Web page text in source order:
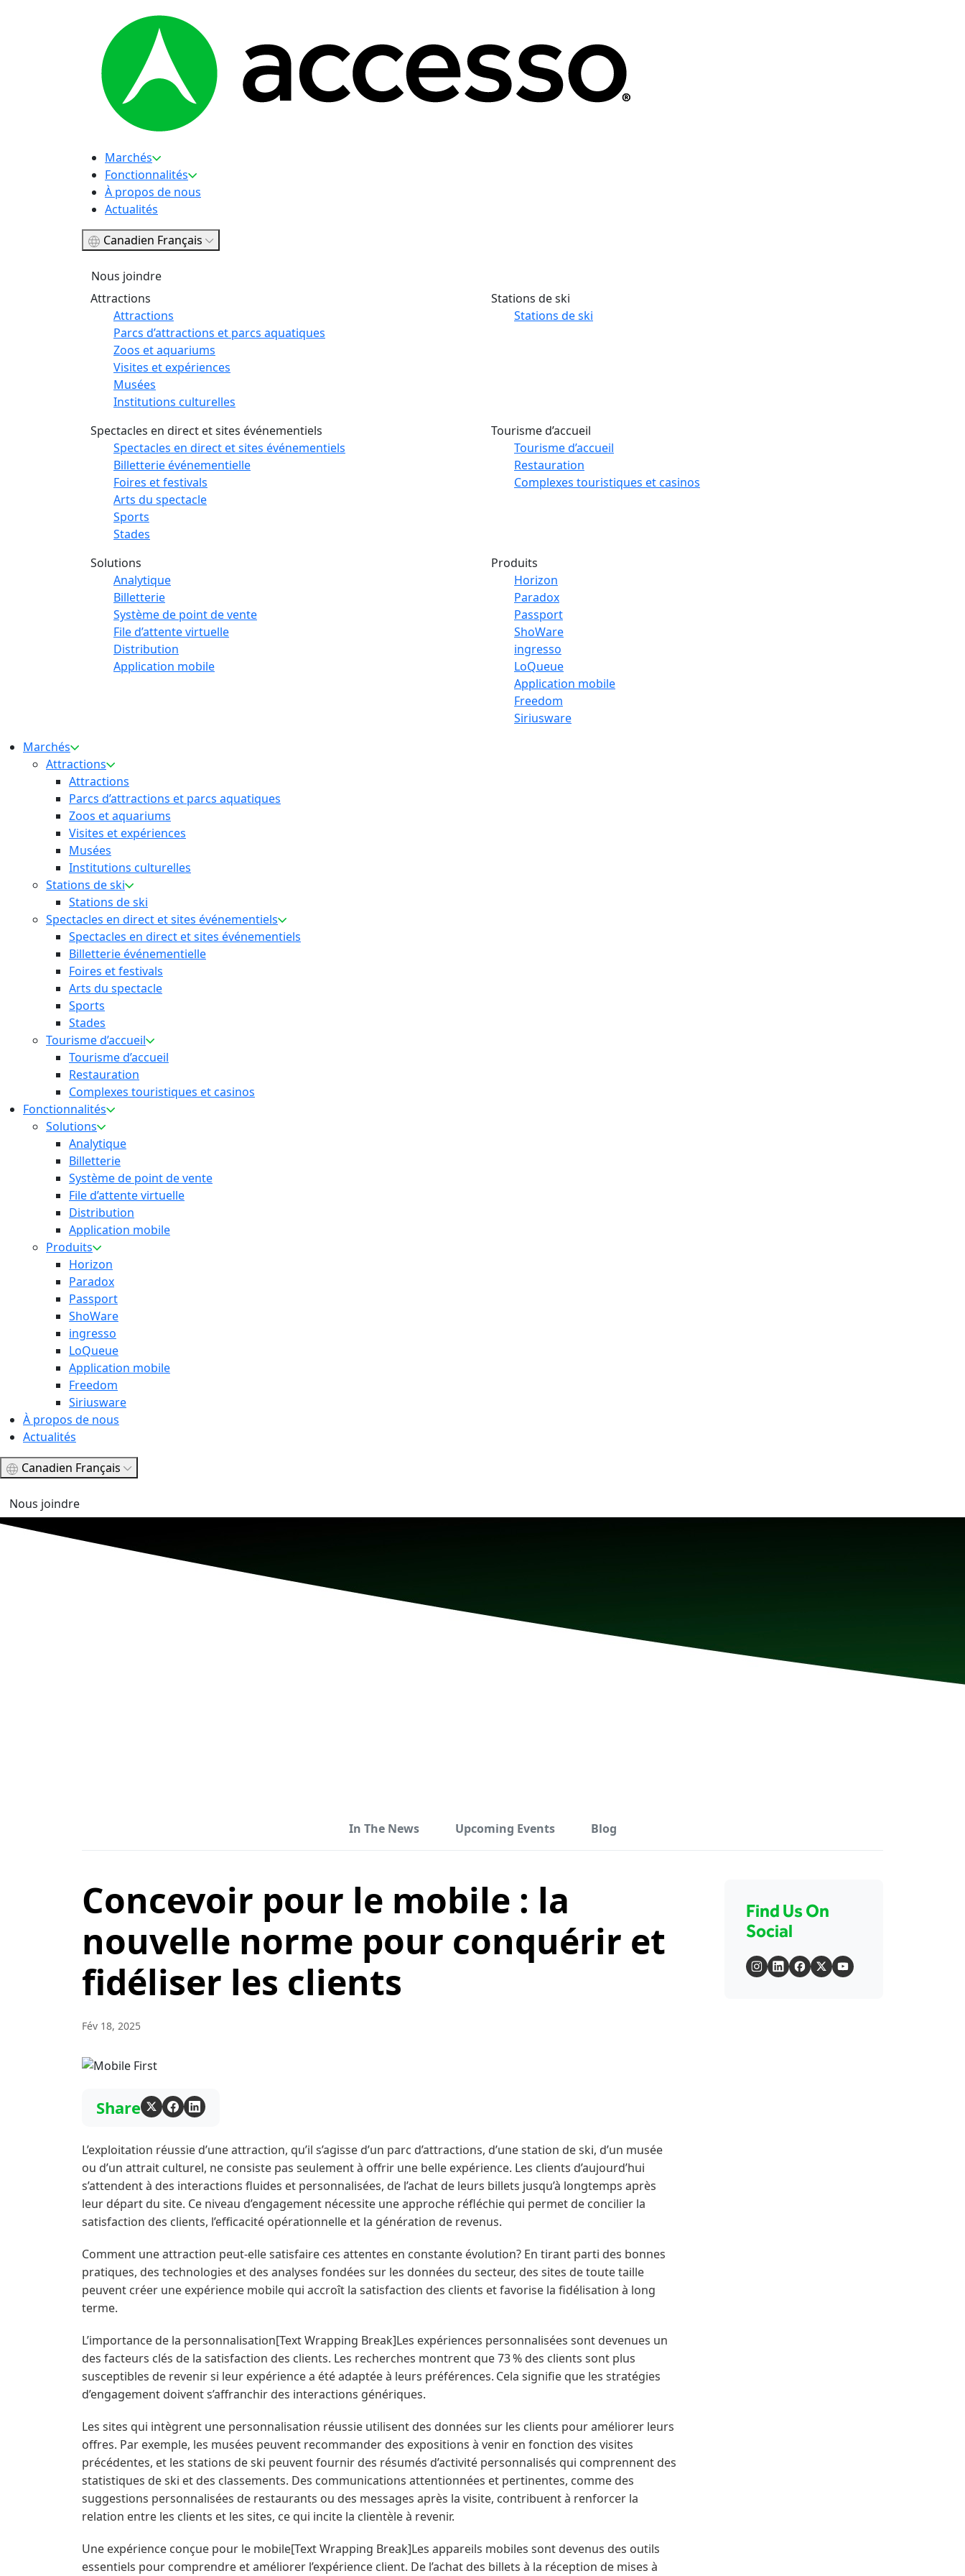
Marchés
Fonctionnalités
À propos de nous
Actualités
Canadien Français
Nous joindre
Attractions
Attractions
Parcs d’attractions et parcs aquatiques
Zoos et aquariums
Visites et expériences
Musées
Institutions culturelles
Stations de ski
Stations de ski
Spectacles en direct et sites événementiels
Spectacles en direct et sites événementiels
Billetterie événementielle
Foires et festivals
Arts du spectacle
Sports
Stades
Tourisme d’accueil
Tourisme d’accueil
Restauration
Complexes touristiques et casinos
Solutions
Analytique
Billetterie
Système de point de vente
File d’attente virtuelle
Distribution
Application mobile
Produits
Horizon
Paradox
Passport
ShoWare
ingresso
LoQueue
Application mobile
Freedom
Siriusware
Marchés
Attractions
Attractions
Parcs d’attractions et parcs aquatiques
Zoos et aquariums
Visites et expériences
Musées
Institutions culturelles
Stations de ski
Stations de ski
Spectacles en direct et sites événementiels
Spectacles en direct et sites événementiels
Billetterie événementielle
Foires et festivals
Arts du spectacle
Sports
Stades
Tourisme d’accueil
Tourisme d’accueil
Restauration
Complexes touristiques et casinos
Fonctionnalités
Solutions
Analytique
Billetterie
Système de point de vente
File d’attente virtuelle
Distribution
Application mobile
Produits
Horizon
Paradox
Passport
ShoWare
ingresso
LoQueue
Application mobile
Freedom
Siriusware
À propos de nous
Actualités
Canadien Français
Nous joindre
In The News Upcoming Events Blog
Concevoir pour le mobile : la
nouvelle norme pour conquérir et
fidéliser les clients
Fév 18, 2025
Share
L’exploitation réussie d’une attraction, qu’il s’agisse d’un parc d’attractions, d’une station de ski, d’un musée
ou d’un attrait culturel, ne consiste pas seulement à offrir une belle expérience. Les clients d’aujourd’hui
s’attendent à des interactions fluides et personnalisées, de l’achat de leurs billets jusqu’à longtemps après
leur départ du site. Ce niveau d’engagement nécessite une approche réfléchie qui permet de concilier la
satisfaction des clients, l’efficacité opérationnelle et la génération de revenus.
Comment une attraction peut-elle satisfaire ces attentes en constante évolution? En tirant parti des bonnes
pratiques, des technologies et des analyses fondées sur les données du secteur, des sites de toute taille
peuvent créer une expérience mobile qui accroît la satisfaction des clients et favorise la fidélisation à long
terme.
L’importance de la personnalisation[Text Wrapping Break]Les expériences personnalisées sont devenues un
des facteurs clés de la satisfaction des clients. Les recherches montrent que 73 % des clients sont plus
susceptibles de revenir si leur expérience a été adaptée à leurs préférences. Cela signifie que les stratégies
d’engagement doivent s’affranchir des interactions génériques.
Les sites qui intègrent une personnalisation réussie utilisent des données sur les clients pour améliorer leurs
offres. Par exemple, les musées peuvent recommander des expositions à venir en fonction des visites
précédentes, et les stations de ski peuvent fournir des résumés d’activité personnalisés qui comprennent des
statistiques de ski et des classements. Des communications attentionnées et pertinentes, comme des
suggestions personnalisées de restaurants ou des messages après la visite, contribuent à renforcer la
relation entre les clients et les sites, ce qui incite la clientèle à revenir.
Une expérience conçue pour le mobile[Text Wrapping Break]Les appareils mobiles sont devenus des outils
essentiels pour comprendre et améliorer l’expérience client. De l’achat des billets à la réception de mises à
Find Us On
Social